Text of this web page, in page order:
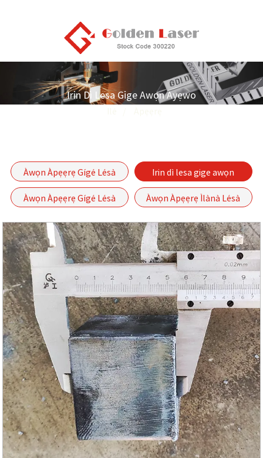
Irin Dì Lesa Gige Awọn Ayẹwo
Àwọn Àpẹẹrẹ Gígé Lésà
Píìpù àti Píìpù
Irin dì lesa gige awọn
ayẹwo
Àwọn Àpẹẹrẹ Gígé Lésà
Àwọn Àpẹẹrẹ Ìlànà Lésà